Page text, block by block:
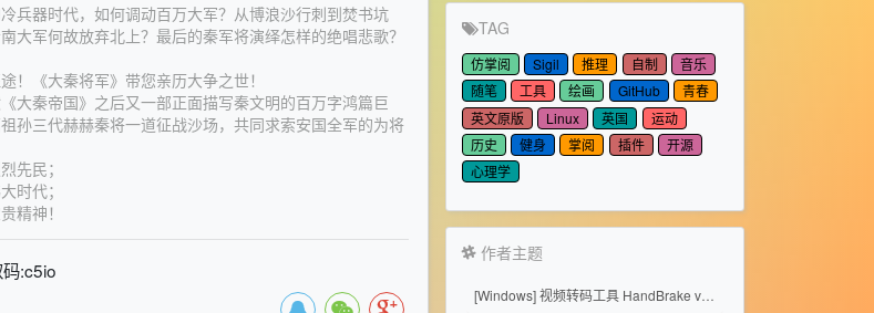
器时代，如何调动百万大军？从博浪沙行刺到焚书坑
军何故放弃北上？最后的秦军将演绎怎样的绝唱悲歌？
《大秦将军》带您亲历大争之世！
秦帝国》之后又一部正面描写秦文明的百万字鸿篇巨
孙三代赫赫秦将一道征战沙场，共同求索安国全军的为将
先民；
时代；
精神！
:c5io
TAG
仿掌阅 Sigil 推理 自制
音乐
随笔
工具 绘画 GitHub
青春
英文原版
Linux 英国
运动
历史
健身 掌阅 插件
开源
心理学
作者主题
[Windows] 视频转码工具 HandBrake v1.11.2